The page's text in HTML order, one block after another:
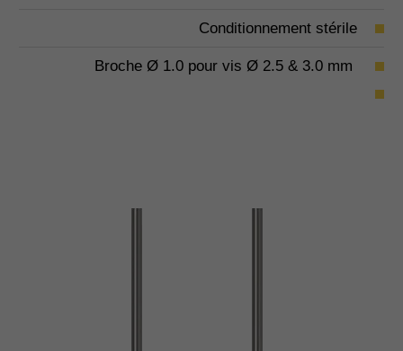
Conditionnement stérile
Broche Ø 1.0 pour vis Ø 2.5 & 3.0 mm